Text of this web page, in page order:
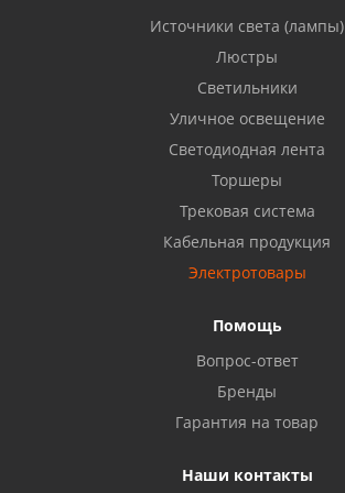
Бузулук, ул. Октябрьская, 24
Балаково, ул. Комарова, 55
Октябрьский, ул. Свердлова, 28
Азнакаево, ул. Булгар, 2. ТЦ "Акчарлак"
Стерлитамак, ул. Вокзальная, 13
Источники света (лампы)
Люстры
Светильники
Уличное освещение
Светодиодная лента
Торшеры
Трековая система
Кабельная продукция
Электротовары
Помощь
Вопрос-ответ
Бренды
Гарантия на товар
Наши контакты